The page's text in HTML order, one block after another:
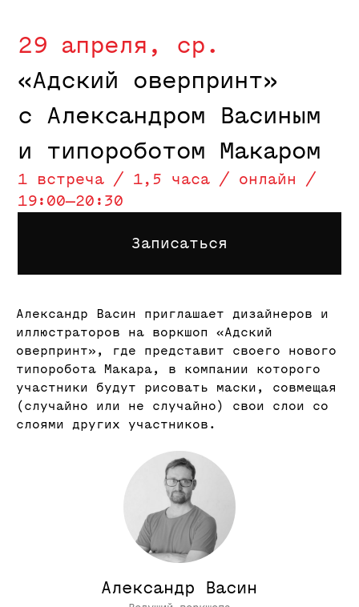
Александр Васин приглашает дизайнеров и
иллюстраторов на воркшоп «Адский
оверпринт», где представит своего нового
типоробота Макара, в компании которого
участники будут рисовать маски, совмещая
(случайно или не случайно) свои слои со
слоями других участников.
Александр Васин
16, 23 апреля
Creative Vibe Coding —
Данные как визуальный
материал